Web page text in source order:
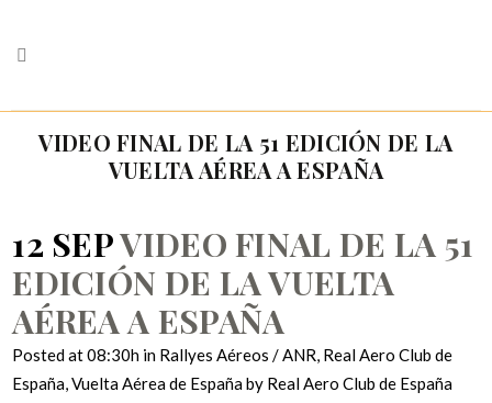
VIDEO FINAL DE LA 51 EDICIÓN DE LA
VUELTA AÉREA A ESPAÑA
12 SEPVIDEO FINAL DE LA 51
EDICIÓN DE LA VUELTA
AÉREA A ESPAÑA
Posted at 08:30h in Rallyes Aéreos / ANR, Real Aero Club de
España,Vuelta Aérea de Españaby Real Aero Club de España